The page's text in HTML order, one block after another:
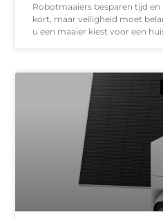
Robotmaaiers besparen tijd
kort, maar veiligheid moet
u een maaier kiest voor een